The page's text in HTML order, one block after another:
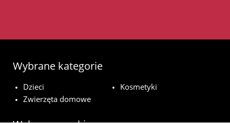
Wybrane kategorie
Dzieci
Kosmetyki
Zwierzęta domowe